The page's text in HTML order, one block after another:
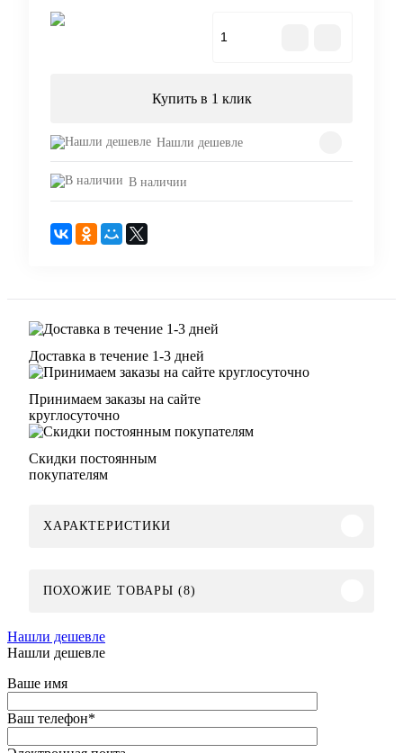
Купить в 1 клик
Нашли дешевле
В наличии
Доставка в течение 1-3 дней
Принимаем заказы на сайте
круглосуточно
Скидки постоянным
покупателям
ХАРАКТЕРИСТИКИ
ПОХОЖИЕ ТОВАРЫ (8)
Нашли дешевле
Нашли дешевле
Ваше имя
Ваш телефон*